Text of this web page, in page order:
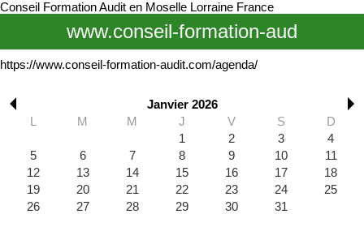
Conseil Formation Audit en Moselle Lorraine France
www.conseil-formation-aud
https://www.conseil-formation-audit.com/agenda/
Janvier 2026
L
M M J V S
D
1
2 3
4
5
6 7 8 9 10
11
12
13 14 15 16 17
18
19
20 21 22 23 24
25
26
27 28 29 30 31